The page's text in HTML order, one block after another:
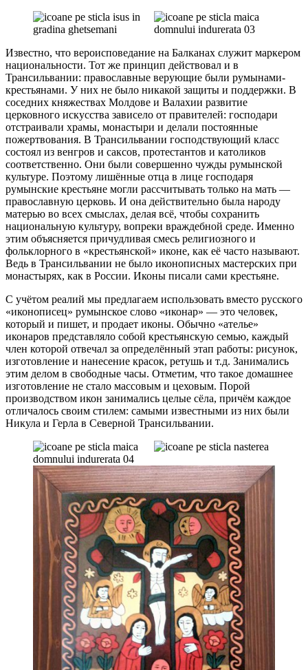
Известно, что вероисповедание на Балканах служит маркером
национальности. Тот же принцип действовал и в
Трансильвании: православные верующие были румынами-
крестьянами. У них не было никакой защиты и поддержки. В
соседних княжествах Молдове и Валахии развитие
церковного искусства зависело от правителей: господари
отстраивали храмы, монастыри и делали постоянные
пожертвования. В Трансильвании господствующий класс
состоял из венгров и саксов, протестантов и католиков
соответственно. Они были совершенно чужды румынской
культуре. Поэтому лишённые отца в лице господаря
румынские крестьяне могли рассчитывать только на мать —
православную церковь. И она действительно была народу
матерью во всех смыслах, делая всё, чтобы сохранить
национальную культуру, вопреки враждебной среде. Именно
этим объясняется причудливая смесь религиозного и
фольклорного в «крестьянской» иконе, как её часто называют.
Ведь в Трансильвании не было иконописных мастерских при
монастырях, как в России. Иконы писали сами крестьяне.
С учётом реалий мы предлагаем использовать вместо русского
«иконописец» румынское слово «иконар» — это человек,
который и пишет, и продает иконы. Обычно «ателье»
иконаров представляло собой крестьянскую семью, каждый
член которой отвечал за определённый этап работы: рисунок,
изготовление и нанесение красок, ретушь и т.д. Занимались
этим делом в свободные часы. Отметим, что такое домашнее
изготовление не стало массовым и цеховым. Порой
производством икон занимались целые сёла, причём каждое
отличалось своим стилем: самыми известными из них были
Никула и Герла в Северной Трансильвании.